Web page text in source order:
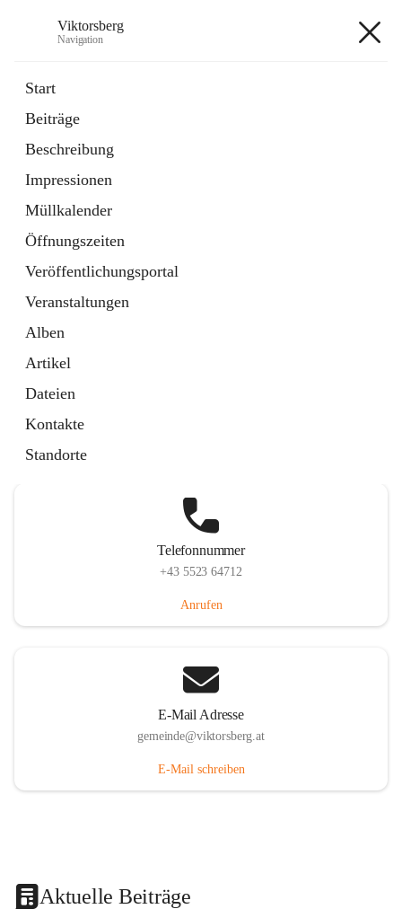
Viktorsberg
Navigation
Start
Beiträge
Beschreibung
Impressionen
Müllkalender
Öffnungszeiten
Veröffentlichungsportal
Veranstaltungen
Alben
Artikel
Dateien
Kontakte
Standorte
1 Schnellzugriff
Bürgerservice
10 Schnellzugriffe
Telefonnummer
+43 5523 64712
Anrufen
E-Mail Adresse
gemeinde@viktorsberg.at
E-Mail schreiben
Aktuelle Beiträge